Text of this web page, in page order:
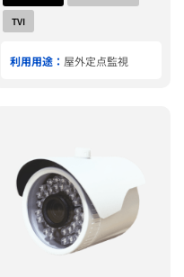
TVI
利用用途： 屋外定点監視